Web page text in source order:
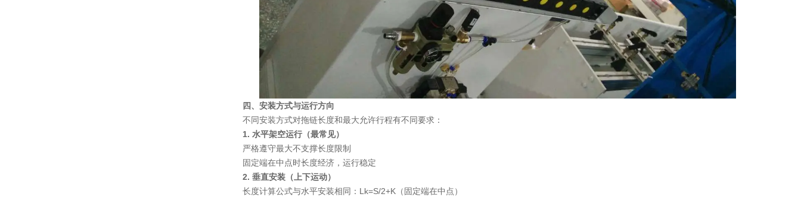
四、安装方式与运行方向
不同安装方式对拖链长度和最大允许行程有不同要求：
1. 水平架空运行（最常见）
严格遵守最大不支撑长度限制
固定端在中点时长度经济，运行稳定
2. 垂直安装（上下运动）
长度计算公式与水平安装相同：Lk=S/2+K（固定端在中点）